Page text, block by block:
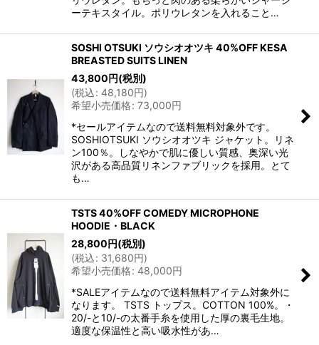
ーテキスタイル。ポリウレタンを入れること…
SOSHI OTSUKI ソウシオオツキ 40%OFF KESA
BREASTED SUITS LINEN
43,800円(税別)
(税込: 48,180円)
希望小売価格: 73,000円
*セールアイテムなので送料無料対象外です。
SOSHIOTSUKI ソウシオオツキ ジャケット。リネ
ン100％。しなやかで肌に優しい質感、奥深い光
沢がある高品質リネンファブリックを採用。とて
も…
TSTS 40%OFF COMEDY MICROPHONE
HOODIE・BLACK
28,800円(税別)
(税込: 31,680円)
希望小売価格: 48,000円
*SALEアイテムなので送料無料アイテム対象外に
なります。 TSTS トップス。COTTON 100%。・
20/-と10/-の太番手糸を使用した厚の裏毛生地。
適度な保温性と高い吸水性があ…